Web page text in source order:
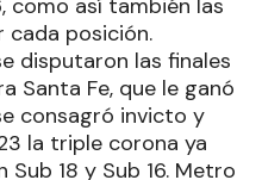
como así también las
cada posición.
disputaron las finales
Santa Fe, que le ganó
consagró invicto y
la triple corona ya
18 y Sub 16. Metro